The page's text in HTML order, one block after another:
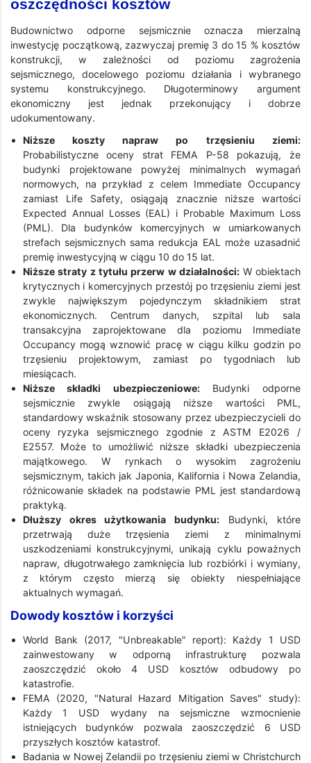
oszczędności kosztów
Budownictwo odporne sejsmicznie oznacza mierzalną
inwestycję początkową, zazwyczaj premię 3 do 15 % kosztów
konstrukcji, w zależności od poziomu zagrożenia
sejsmicznego, docelowego poziomu działania i wybranego
systemu konstrukcyjnego. Długoterminowy argument
ekonomiczny jest jednak przekonujący i dobrze
udokumentowany.
Niższe koszty napraw po trzęsieniu ziemi:
Probabilistyczne oceny strat FEMA P-58 pokazują, że
budynki projektowane powyżej minimalnych wymagań
normowych, na przykład z celem Immediate Occupancy
zamiast Life Safety, osiągają znacznie niższe wartości
Expected Annual Losses (EAL) i Probable Maximum Loss
(PML). Dla budynków komercyjnych w umiarkowanych
strefach sejsmicznych sama redukcja EAL może uzasadnić
premię inwestycyjną w ciągu 10 do 15 lat.
Niższe straty z tytułu przerw w działalności: W obiektach
krytycznych i komercyjnych przestój po trzęsieniu ziemi jest
zwykle największym pojedynczym składnikiem strat
ekonomicznych. Centrum danych, szpital lub sala
transakcyjna zaprojektowane dla poziomu Immediate
Occupancy mogą wznowić pracę w ciągu kilku godzin po
trzęsieniu projektowym, zamiast po tygodniach lub
miesiącach.
Niższe składki ubezpieczeniowe:Budynki odporne
sejsmicznie zwykle osiągają niższe wartości PML,
standardowy wskaźnik stosowany przez ubezpieczycieli do
oceny ryzyka sejsmicznego zgodnie z ASTM E2026 /
E2557. Może to umożliwić niższe składki ubezpieczenia
majątkowego. W rynkach o wysokim zagrożeniu
sejsmicznym, takich jak Japonia, Kalifornia i Nowa Zelandia,
różnicowanie składek na podstawie PML jest standardową
praktyką.
Dłuższy okres użytkowania budynku: Budynki, które
przetrwają duże trzęsienia ziemi z minimalnymi
uszkodzeniami konstrukcyjnymi, unikają cyklu poważnych
napraw, długotrwałego zamknięcia lub rozbiórki i wymiany,
z którym często mierzą się obiekty niespełniające
aktualnych wymagań.
Dowody kosztów i korzyści
World Bank (2017, "Unbreakable" report): Każdy 1 USD
zainwestowany w odporną infrastrukturę pozwala
zaoszczędzić około 4 USD kosztów odbudowy po
katastrofie.
FEMA (2020, "Natural Hazard Mitigation Saves" study):
Każdy 1 USD wydany na sejsmiczne wzmocnienie
istniejących budynków pozwala zaoszczędzić 6 USD
przyszłych kosztów katastrof.
Badania w Nowej Zelandii po trzęsieniu ziemi w Christchurch